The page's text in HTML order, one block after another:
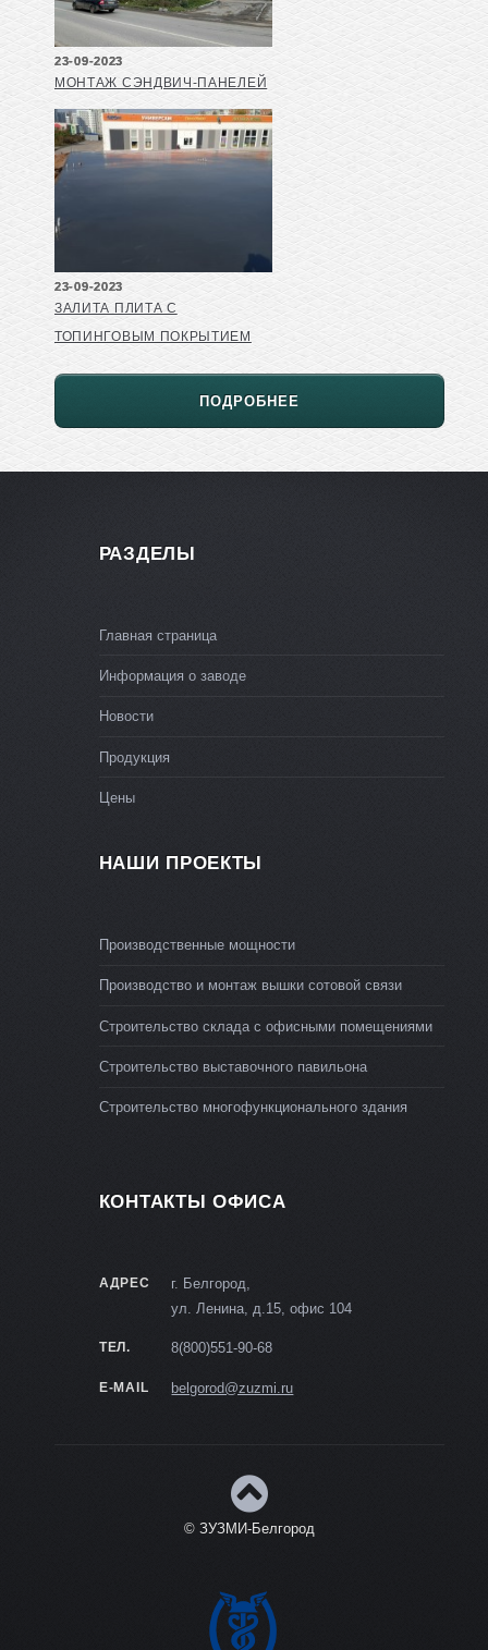
23-09-2023
МОНТАЖ СЭНДВИЧ-ПАНЕЛЕЙ
23-09-2023
ЗАЛИТА ПЛИТА С
ТОПИНГОВЫМ ПОКРЫТИЕМ
ПОДРОБНЕЕ
РАЗДЕЛЫ
Главная страница
Информация о заводе
Новости
Продукция
Цены
НАШИ ПРОЕКТЫ
Производственные мощности
Производство и монтаж вышки сотовой связи
Строительство склада с офисными помещениями
Строительство выставочного павильона
Строительство многофункционального здания
КОНТАКТЫ ОФИСА
АДРЕС
г. Белгород,
ул. Ленина, д.15, офис 104
ТЕЛ. 8(800)551-90-68
E-MAIL belgorod@zuzmi.ru
© ЗУЗМИ-Белгород